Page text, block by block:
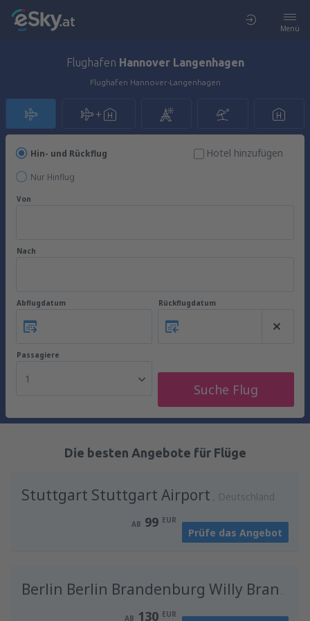
Menü
Flughafen Hannover Langenhagen
Flughafen Hannover-Langenhagen
Hin- und Rückflug
Nur Hinflug
Hotel hinzufügen
Von
Nach
Abflugdatum Rückflugdatum
Passagiere
1
Suche Flug
Die besten Angebote für Flüge
Stuttgart Stuttgart Airport Deutschland
AB 99 EUR
Prüfe das Angebot
AB 130 EUR